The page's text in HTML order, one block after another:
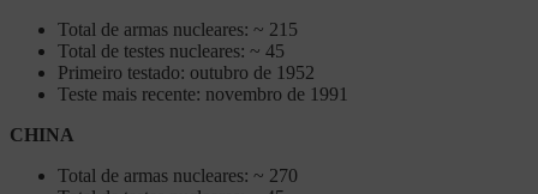
Total de armas nucleares: ~ 215
Total de testes nucleares: ~ 45
Primeiro testado: outubro de 1952
Teste mais recente: novembro de 1991
CHINA
Total de armas nucleares: ~ 270